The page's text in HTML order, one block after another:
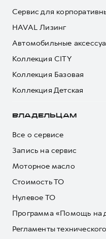
Сервис для
HAVAL Лизинг
Автомобильные
Коллекция CITY
Коллекция Базовая
Коллекция Детская
ВЛАДЕЛЬЦАМ
Все о сервисе
Запись на сервис
Моторное масло
Стоимость ТО
Нулевое ТО
Программа «Помощь на
Регламенты